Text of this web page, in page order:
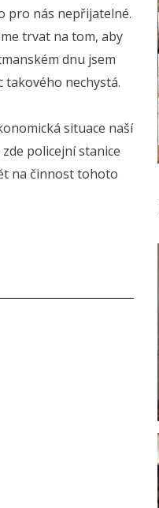
pro nás nepřijatelné.
trvat na tom, aby
dnu jsem
nechystá.
situace naší
policejní stanice
na činnost tohoto